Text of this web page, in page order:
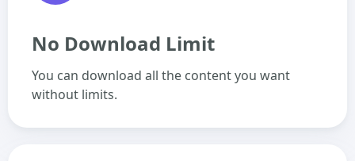
No Download Limit
You can download all the content you want
without limits.